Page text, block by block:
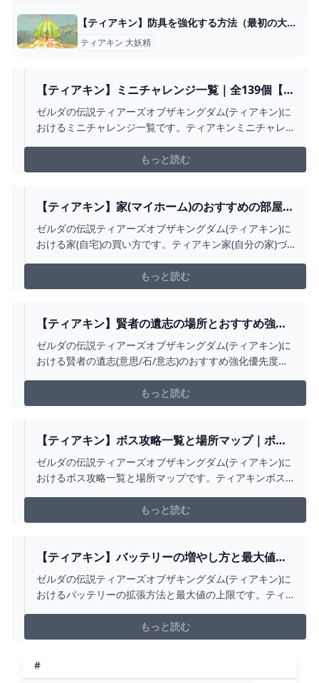
【ティアキン】防具を強化する方法（最初の大妖精テーラがいる場所）【ゼルダの伝説ティアーズオブザキングダム】
ティアキン 大妖精
【ティアキン】ミニチャレンジ一覧｜全139個【ゼ
ルダの伝説ティアーズオブザキングダム】
ゼルダの伝説ティアーズオブザキングダム(ティアキン)に
おけるミニチャレンジ一覧です。ティアキンミニチャレ
もっと読む
【ティアキン】家(マイホーム)のおすすめの部屋ユ
ニットと作り方【ゼルダの伝説ティアーズオブザ
キングダム】
ゼルダの伝説ティアーズオブザキングダム(ティアキン)に
おける家(自宅)の買い方です。ティアキン家(自分の家)づ
もっと読む
【ティアキン】賢者の遺志の場所とおすすめ強化
優先度【ゼルダの伝説ティアーズオブザキングダ
ム】
ゼルダの伝説ティアーズオブザキングダム(ティアキン)に
おける賢者の遺志(意思/石/意志)のおすすめ強化優先度で
効果について掲載しています。
もっと読む
【ティアキン】ボス攻略一覧と場所マップ｜ボス
素材【ゼルダの伝説ティアーズオブザキングダ
ム】
ゼルダの伝説ティアーズオブザキングダム(ティアキン)に
おけるボス攻略一覧と場所マップです。ティアキンボス
材情報攻、全ボスの場所やマップ位置、再戦する方法ま
で掲載しています。
もっと読む
【ティアキン】バッテリーの増やし方と最大値の
上限【ゼルダの伝説ティアーズオブザキングダ
ム】
ゼルダの伝説ティアーズオブザキングダム(ティアキン)に
おけるバッテリーの拡張方法と最大値の上限です。ティ
ー最大値の上限や回復方法について全て掲載していま
す。
もっと読む
#